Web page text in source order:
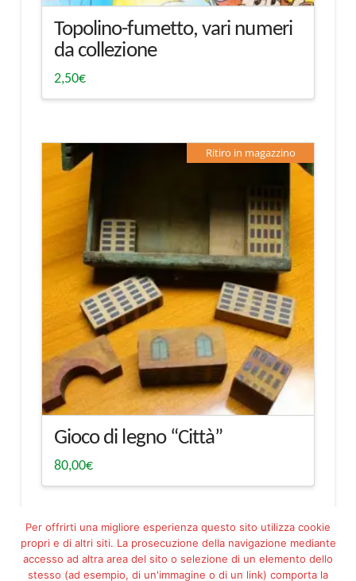
Topolino-fumetto, vari numeri
da collezione
2,50€
Ritiro in magazzino
Gioco di legno “Città”
80,00€
Per offrirti una migliore esperienza questo sito utilizza cookie
propri e di altri siti. La prosecuzione della navigazione mediante
accesso ad altra area del sito o selezione di un elemento dello
stesso (ad esempio, di un'immagine o di un link) comporta la